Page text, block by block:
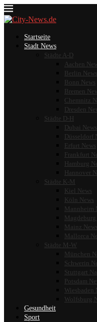
Startseite
Stadt News
Städte A-D
Aachen
Berlin News
Bonn News
Bremen
Chemnitz
Dresden
Städte D-H
Dubai News
Düsseldorf
Erfurt News
Frankfurt
Hamburg
Hannover
Städte K-M
Kiel News
Köln News
Mannheim
Magdeburg
Mainz News
Mallorca
Städte M-W
München
Schwerin
Stuttgart
Potsdam
Wiesbaden
Wolfsburg
Gesundheit
Sport